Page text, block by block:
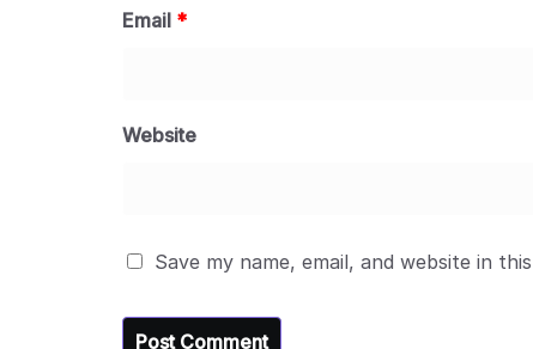
Email *
Website
Save my name, email, and website in